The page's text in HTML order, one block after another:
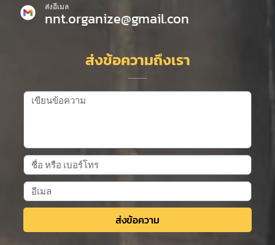
ส่งอีเมล
nnt.organize@gmail.con
ส่งข้อความถึงเรา
ส่งข้อความ